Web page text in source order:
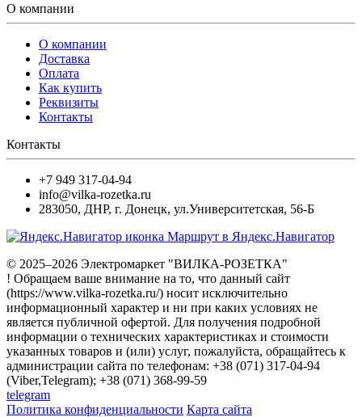
О компании
О компании
Доставка
Оплата
Как купить
Реквизиты
Контакты
Контакты
+7 949 317-04-94
info@vilka-rozetka.ru
283050, ДНР, г. Донецк, ул.Университетская, 56-Б
Маршрут в Яндекс.Навигатор
© 2025–2026 Электромаркет "ВИЛКА-РОЗЕТКА"
! Обращаем ваше внимание на то, что данный сайт
(https://www.vilka-rozetka.ru/) носит исключительно
информационный характер и ни при каких условиях не
является публичной офертой. Для получения подробной
информации о технических характеристиках и стоимости
указанных товаров и (или) услуг, пожалуйста, обращайтесь к
администрации сайта по телефонам: +38 (071) 317-04-94
(Viber,Telegram); +38 (071) 368-99-59
telegram
Политика конфиденциальности Карта сайта